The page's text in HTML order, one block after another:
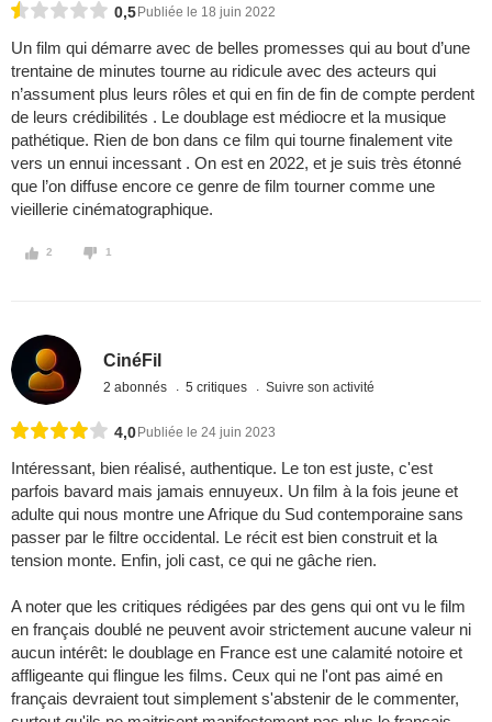
0,5 Publiée le 18 juin 2022
Un film qui démarre avec de belles promesses qui au bout d’une
trentaine de minutes tourne au ridicule avec des acteurs qui
n’assument plus leurs rôles et qui en fin de fin de compte perdent
de leurs crédibilités . Le doublage est médiocre et la musique
pathétique. Rien de bon dans ce film qui tourne finalement vite
vers un ennui incessant . On est en 2022, et je suis très étonné
que l’on diffuse encore ce genre de film tourner comme une
vieillerie cinématographique.
2 1
CinéFil
2 abonnés 5 critiques Suivre son activité
4,0 Publiée le 24 juin 2023
Intéressant, bien réalisé, authentique. Le ton est juste, c'est
parfois bavard mais jamais ennuyeux. Un film à la fois jeune et
adulte qui nous montre une Afrique du Sud contemporaine sans
passer par le filtre occidental. Le récit est bien construit et la
tension monte. Enfin, joli cast, ce qui ne gâche rien.
A noter que les critiques rédigées par des gens qui ont vu le film
en français doublé ne peuvent avoir strictement aucune valeur ni
aucun intérêt: le doublage en France est une calamité notoire et
affligeante qui flingue les films. Ceux qui ne l'ont pas aimé en
français devraient tout simplement s'abstenir de le commenter,